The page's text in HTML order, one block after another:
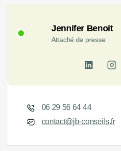
Jennifer Benoit
Attaché de presse
06 29 56 64 44
contact@jb-conseils.fr